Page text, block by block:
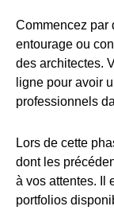
Commencez par
entourage ou
des architectes.
ligne pour avoir
professionnels
Lors de cette
dont les
à vos attentes. Il
portfolios